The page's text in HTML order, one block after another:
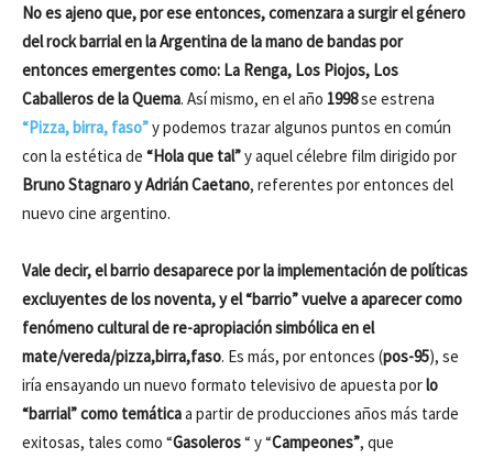
No es ajeno que, por ese entonces, comenzara a surgir el género
del rock barrial en la Argentina de la mano de bandas por
entonces emergentes como: La Renga, Los Piojos, Los
Caballeros de la Quema. Así mismo, en el año 1998se estrena
“Pizza, birra, faso”y podemos trazar algunos puntos en común
con la estética de “Hola que tal”y aquel célebre film dirigido por
Bruno Stagnaro y Adrián Caetano, referentes por entonces del
nuevo cine argentino.
Vale decir, el barrio desaparece por la implementación de políticas
excluyentes de los noventa, y el “barrio” vuelve a aparecer como
fenómeno cultural de re-apropiación simbólica en el
mate/vereda/pizza,birra,faso. Es más, por entonces (pos-95), se
iría ensayando un nuevo formato televisivo de apuesta porlo
“barrial” como temáticaa partir de producciones años más tarde
exitosas, tales como “Gasoleros“ y “Campeones”, que